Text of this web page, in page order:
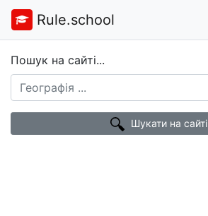
Rule.school
Пошук на сайті...
Шукати на сайті